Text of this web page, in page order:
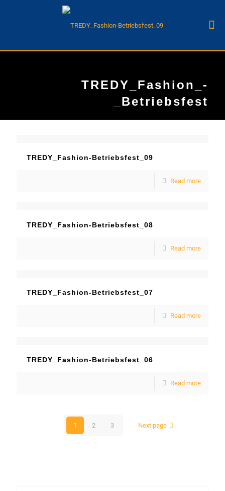
TREDY_Fashion_-
_Betriebsfest
TREDY_Fashion-Betriebsfest_09
Read more
TREDY_Fashion-Betriebsfest_08
Read more
TREDY_Fashion-Betriebsfest_07
Read more
TREDY_Fashion-Betriebsfest_06
Read more
1 2 3 Next page